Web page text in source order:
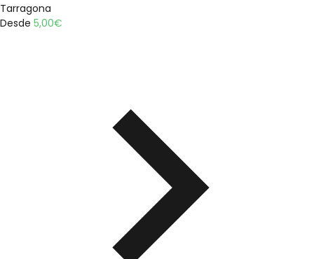
Tarragona
Desde 5,00€